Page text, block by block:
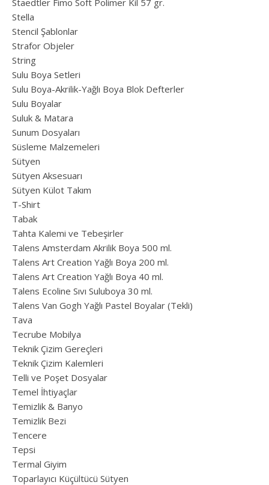
Staedtler Fimo Soft Polimer Kil 57 gr.
Stella
Stencil Şablonlar
Strafor Objeler
String
Sulu Boya Setleri
Sulu Boya-Akrilik-Yağlı Boya Blok Defterler
Sulu Boyalar
Suluk & Matara
Sunum Dosyaları
Süsleme Malzemeleri
Sütyen
Sütyen Aksesuarı
Sütyen Külot Takım
T-Shirt
Tabak
Tahta Kalemi ve Tebeşirler
Talens Amsterdam Akrilik Boya 500 ml.
Talens Art Creation Yağlı Boya 200 ml.
Talens Art Creation Yağlı Boya 40 ml.
Talens Ecoline Sıvı Suluboya 30 ml.
Talens Van Gogh Yağlı Pastel Boyalar (Tekli)
Tava
Tecrube Mobilya
Teknik Çizim Gereçleri
Teknik Çizim Kalemleri
Telli ve Poşet Dosyalar
Temel İhtiyaçlar
Temizlik & Banyo
Temizlik Bezi
Tencere
Tepsi
Termal Giyim
Toparlayıcı Küçültücü Sütyen